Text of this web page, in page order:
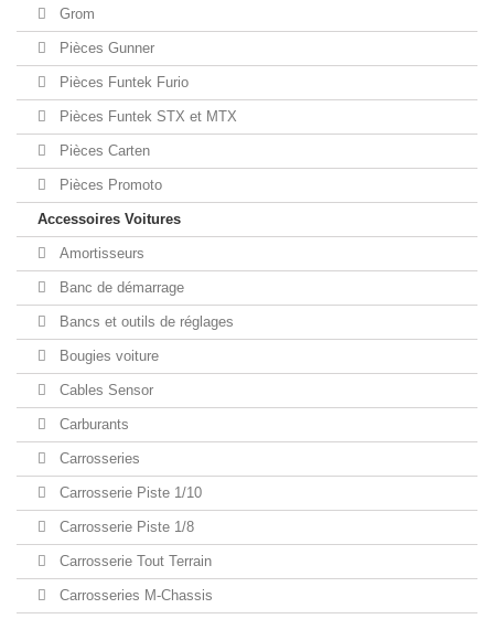
Grom
Pièces Gunner
Pièces Funtek Furio
Pièces Funtek STX et MTX
Pièces Carten
Pièces Promoto
Accessoires Voitures
Amortisseurs
Banc de démarrage
Bancs et outils de réglages
Bougies voiture
Cables Sensor
Carburants
Carrosseries
Carrosserie Piste 1/10
Carrosserie Piste 1/8
Carrosserie Tout Terrain
Carrosseries M-Chassis